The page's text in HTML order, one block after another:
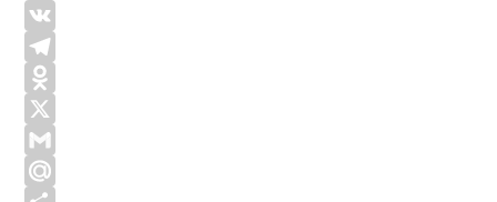
F
a
c
e
b
o
V
K
T
e
l
e
O
d
n
X
G